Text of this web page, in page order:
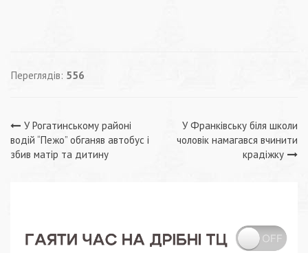
Переглядів: 556
Навігація
записів
У Рогатинському районі
водій “Пежо” обганяв автобус і
збив матір та дитину
У Франківську біля школи
чоловік намагався вчинити
крадіжку